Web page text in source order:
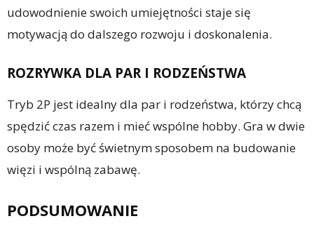
udowodnienie swoich umiejętności staje się
motywacją do dalszego rozwoju i doskonalenia.
ROZRYWKA DLA PAR I RODZEŃSTWA
Tryb 2P jest idealny dla par i rodzeństwa, którzy chcą
spędzić czas razem i mieć wspólne hobby. Gra w dwie
osoby może być świetnym sposobem na budowanie
więzi i wspólną zabawę.
PODSUMOWANIE